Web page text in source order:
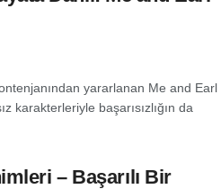
yararlanan Me and Earl
karakterleriyle başarısızlığın da
– Başarılı Bir